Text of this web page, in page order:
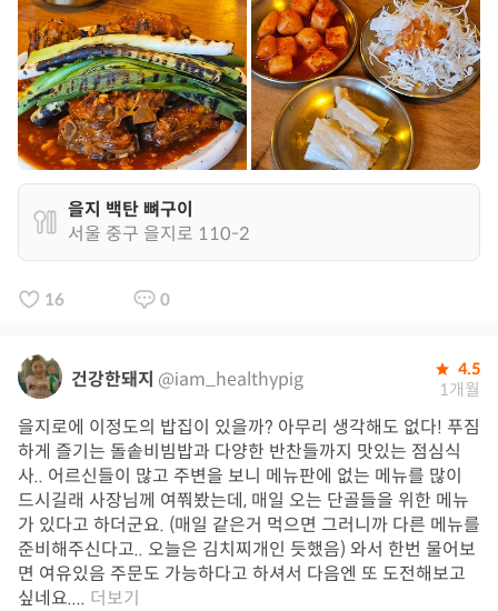
을지 백탄 뼈구이
서울 중구 을지로 110-2
16 0
건강한돼지 @iam_healthypig 4.5
1개월
을지로에 이정도의 밥집이 있을까? 아무리 생각해도 없다! 푸짐
하게 즐기는 돌솥비빔밥과 다양한 반찬들까지 맛있는 점심식
사.. 어르신들이 많고 주변을 보니 메뉴판에 없는 메뉴를 많이
드시길래 사장님께 여쭤봤는데, 매일 오는 단골들을 위한 메뉴
가 있다고 하더군요. (매일 같은거 먹으면 그러니까 다른 메뉴를
준비해주신다고.. 오늘은 김치찌개인 듯했음) 와서 한번 물어보
면 여유있음 주문도 가능하다고 하셔서 다음엔 또 도전해보고
싶네요.... 더보기